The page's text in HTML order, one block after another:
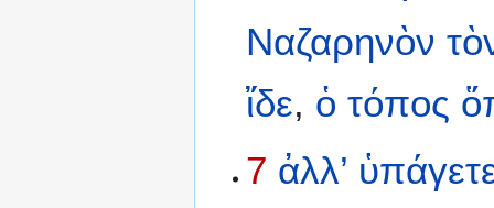
Ναζαρηνὸν
ἴδε, ὁ τόπος
7 ἀλλ’